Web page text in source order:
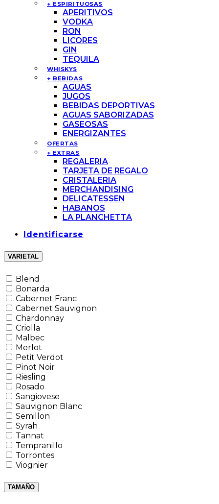
+ ESPIRITUOSAS
APERITIVOS
VODKA
RON
LICORES
GIN
TEQUILA
WHISKYS
+ BEBIDAS
AGUAS
JUGOS
BEBIDAS DEPORTIVAS
AGUAS SABORIZADAS
GASEOSAS
ENERGIZANTES
OFERTAS
+ EXTRAS
REGALERIA
TARJETA DE REGALO
CRISTALERIA
MERCHANDISING
DELICATESSEN
HABANOS
LA PLANCHETTA
Identificarse
VARIETAL
Blend
Bonarda
Cabernet Franc
Cabernet Sauvignon
Chardonnay
Criolla
Malbec
Merlot
Petit Verdot
Pinot Noir
Riesling
Rosado
Sangiovese
Sauvignon Blanc
Semillon
Syrah
Tannat
Tempranillo
Torrontes
Viognier
TAMAÑO